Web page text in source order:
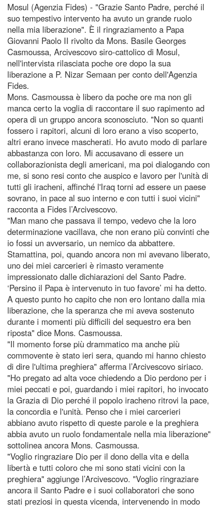
Mosul (Agenzia Fides) - "Grazie Santo Padre, perché il
suo tempestivo intervento ha avuto un grande ruolo
nella mia liberazione". È il ringraziamento a Papa
Giovanni Paolo II rivolto da Mons. Basile Georges
Casmoussa, Arcivescovo siro-cattolico di Mosul,
nell'intervista rilasciata poche ore dopo la sua
liberazione a P. Nizar Semaan per conto dell'Agenzia
Fides.
Mons. Casmoussa è libero da poche ore ma non gli
manca certo la voglia di raccontare il suo rapimento ad
opera di un gruppo ancora sconosciuto. "Non so quanti
fossero i rapitori, alcuni di loro erano a viso scoperto,
altri erano invece mascherati. Ho avuto modo di parlare
abbastanza con loro. Mi accusavano di essere un
collaborazionista degli americani, ma poi dialogando con
me, si sono resi conto che auspico e lavoro per l'unità di
tutti gli iracheni, affinché l'Iraq torni ad essere un paese
sovrano, in pace al suo interno e con tutti i suoi vicini"
racconta a Fides l’Arcivescovo.
"Man mano che passava il tempo, vedevo che la loro
determinazione vacillava, che non erano più convinti che
io fossi un avversario, un nemico da abbattere.
Stamattina, poi, quando ancora non mi avevano liberato,
uno dei miei carcerieri è rimasto veramente
impressionato dalle dichiarazioni del Santo Padre.
‘Persino il Papa è intervenuto in tuo favore’ mi ha detto.
A questo punto ho capito che non ero lontano dalla mia
liberazione, che la speranza che mi aveva sostenuto
durante i momenti più difficili del sequestro era ben
riposta" dice Mons. Casmoussa.
"Il momento forse più drammatico ma anche più
commovente è stato ieri sera, quando mi hanno chiesto
di dire l'ultima preghiera" afferma l’Arcivescovo siriaco.
"Ho pregato ad alta voce chiedendo a Dio perdono per i
miei peccati e poi, guardando i miei rapitori, ho invocato
la Grazia di Dio perché il popolo iracheno ritrovi la pace,
la concordia e l'unità. Penso che i miei carcerieri
abbiano avuto rispetto di queste parole e la preghiera
abbia avuto un ruolo fondamentale nella mia liberazione"
sottolinea ancora Mons. Casmoussa.
"Voglio ringraziare Dio per il dono della vita e della
libertà e tutti coloro che mi sono stati vicini con la
preghiera" aggiunge l’Arcivescovo. "Voglio ringraziare
ancora il Santo Padre e i suoi collaboratori che sono
stati preziosi in questa vicenda, intervenendo in modo